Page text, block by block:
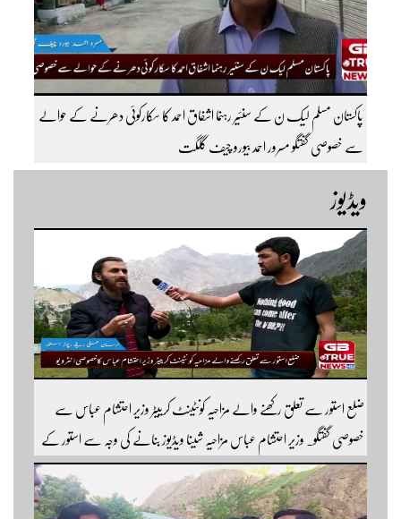
پاکستان مسلم لیک ن کے سنئیر رہنما اشفاق احمد کا سکارکوئی دھرنے کے حوالے
سے خصوصی گفتگو مسرور احمد بیورو چیف گلگت
ویڈیوز
ضلع استور سے تعلق رکھنے والے مزاحیہ کونٹینٹ کرییٹر وزیر احتشام عباس سے
خصوصی گفتگو۔ وزیر احتشام عباس مزاحیہ شینا ویڈیوز بنانے کی وجہ سے استور کے
اندر کافی مشہور ہیں مزید اچھی اچھی ویڈیوز دیکھنے کے لئے ہمارے یوٹیوب چینل کو
سبسکرائب کریں